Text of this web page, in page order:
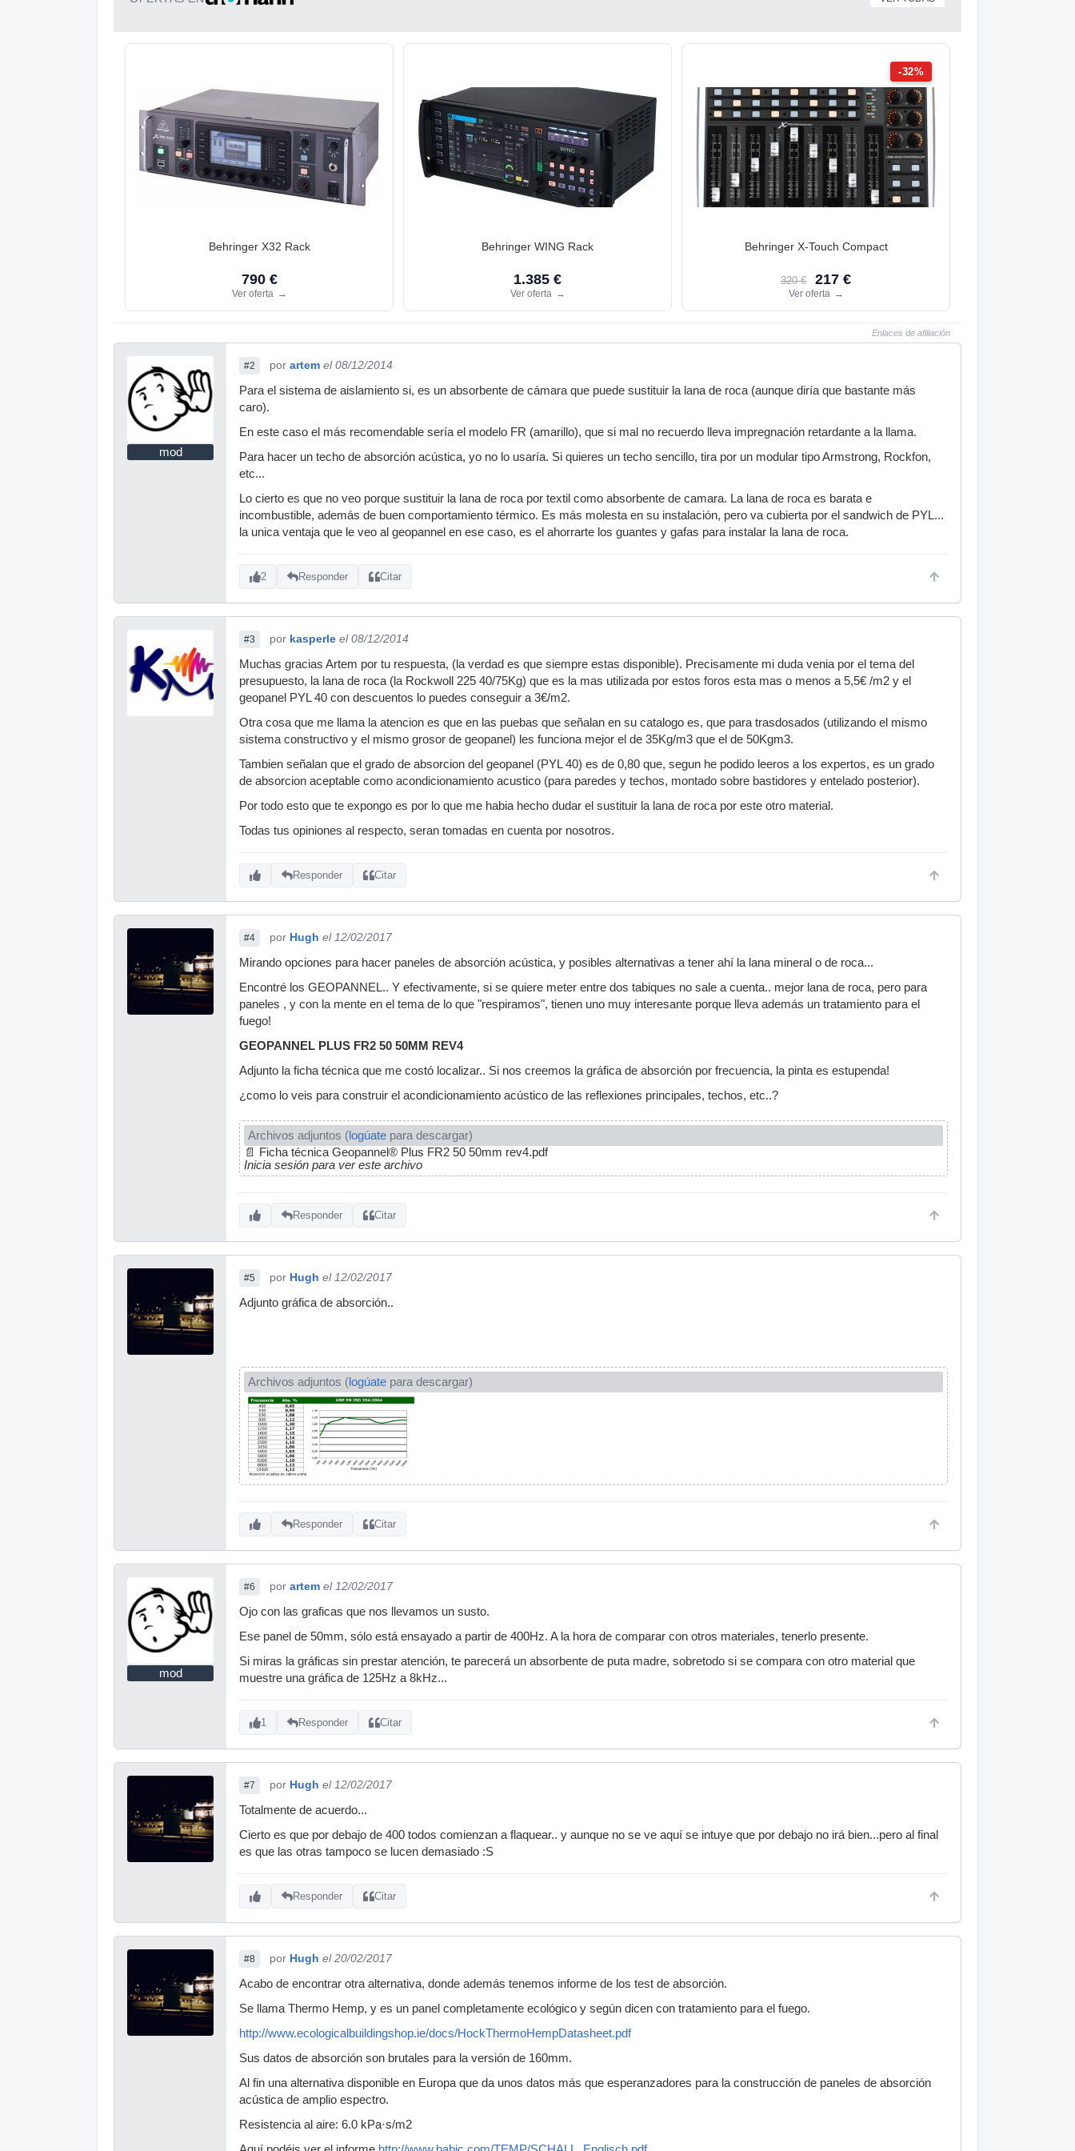
Behringer X32 Rack
790 €
Ver oferta →
Behringer WING Rack
1.385 €
Ver oferta →
-32%
Behringer X-Touch Compact
320 € 217 €
Ver oferta →
Enlaces de afiliación
mod
#2 por artem el 08/12/2014
Para el sistema de aislamiento si, es un absorbente de cámara que puede sustituir la lana de roca (aunque diría que bastante más
caro).
En este caso el más recomendable sería el modelo FR (amarillo), que si mal no recuerdo lleva impregnación retardante a la llama.
Para hacer un techo de absorción acústica, yo no lo usaría. Si quieres un techo sencillo, tira por un modular tipo Armstrong, Rockfon,
etc...
Lo cierto es que no veo porque sustituir la lana de roca por textil como absorbente de camara. La lana de roca es barata e
incombustible, además de buen comportamiento térmico. Es más molesta en su instalación, pero va cubierta por el sandwich de PYL...
la unica ventaja que le veo al geopannel en ese caso, es el ahorrarte los guantes y gafas para instalar la lana de roca.
2 Responder Citar
#3 por kasperle el 08/12/2014
Muchas gracias Artem por tu respuesta, (la verdad es que siempre estas disponible). Precisamente mi duda venia por el tema del
presupuesto, la lana de roca (la Rockwoll 225 40/75Kg) que es la mas utilizada por estos foros esta mas o menos a 5,5€ /m2 y el
geopanel PYL 40 con descuentos lo puedes conseguir a 3€/m2.
Otra cosa que me llama la atencion es que en las puebas que señalan en su catalogo es, que para trasdosados (utilizando el mismo
sistema constructivo y el mismo grosor de geopanel) les funciona mejor el de 35Kg/m3 que el de 50Kgm3.
Tambien señalan que el grado de absorcion del geopanel (PYL 40) es de 0,80 que, segun he podido leeros a los expertos, es un grado
de absorcion aceptable como acondicionamiento acustico (para paredes y techos, montado sobre bastidores y entelado posterior).
Por todo esto que te expongo es por lo que me habia hecho dudar el sustituir la lana de roca por este otro material.
Todas tus opiniones al respecto, seran tomadas en cuenta por nosotros.
Responder Citar
#4 por Hugh el 12/02/2017
Mirando opciones para hacer paneles de absorción acústica, y posibles alternativas a tener ahí la lana mineral o de roca...
Encontré los GEOPANNEL.. Y efectivamente, si se quiere meter entre dos tabiques no sale a cuenta.. mejor lana de roca, pero para
paneles , y con la mente en el tema de lo que "respiramos", tienen uno muy interesante porque lleva además un tratamiento para el
fuego!
GEOPANNEL PLUS FR2 50 50MM REV4
Adjunto la ficha técnica que me costó localizar.. Si nos creemos la gráfica de absorción por frecuencia, la pinta es estupenda!
¿como lo veis para construir el acondicionamiento acústico de las reflexiones principales, techos, etc..?
Archivos adjuntos (logúate para descargar)
📄
Ficha técnica Geopannel® Plus FR2 50 50mm rev4.pdf
Inicia sesión para ver este archivo
Responder Citar
#5 por Hugh el 12/02/2017
Adjunto gráfica de absorción..
Archivos adjuntos (logúate para descargar)
Responder Citar
mod
#6 por artem el 12/02/2017
Ojo con las graficas que nos llevamos un susto.
Ese panel de 50mm, sólo está ensayado a partir de 400Hz. A la hora de comparar con otros materiales, tenerlo presente.
Si miras la gráficas sin prestar atención, te parecerá un absorbente de puta madre, sobretodo si se compara con otro material que
muestre una gráfica de 125Hz a 8kHz...
1 Responder Citar
#7 por Hugh el 12/02/2017
Totalmente de acuerdo...
Cierto es que por debajo de 400 todos comienzan a flaquear.. y aunque no se ve aquí se intuye que por debajo no irá bien...pero al final
es que las otras tampoco se lucen demasiado :S
Responder Citar
#8 por Hugh el 20/02/2017
Acabo de encontrar otra alternativa, donde además tenemos informe de los test de absorción.
Se llama Thermo Hemp, y es un panel completamente ecológico y según dicen con tratamiento para el fuego.
http://www.ecologicalbuildingshop.ie/docs/HockThermoHempDatasheet.pdf
Sus datos de absorción son brutales para la versión de 160mm.
Al fin una alternativa disponible en Europa que da unos datos más que esperanzadores para la construcción de paneles de absorción
acústica de amplio espectro.
Resistencia al aire: 6.0 kPa·s/m2